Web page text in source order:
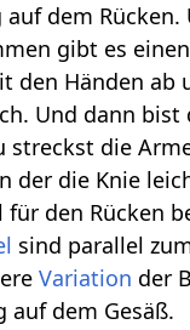
dem Rücken.
gibt es
den Händen ab
Und dann bist
streckst die
der die Knie
den Rücken
sind parallel
Variation der
auf dem Gesäß.